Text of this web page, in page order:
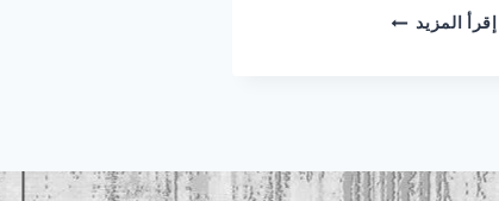
إقرأ المزيد بديل
الشيبورد
جده